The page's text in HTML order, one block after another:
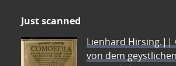
Just scanned
Lienhard Hirsing.||
von dem